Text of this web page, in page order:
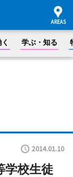
学ぶ・知る
2014.01.10
学校生徒